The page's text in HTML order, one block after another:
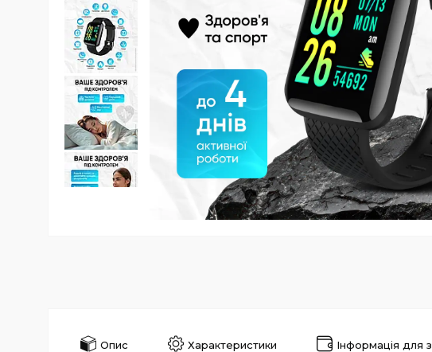
Опис Характеристики Інформація для